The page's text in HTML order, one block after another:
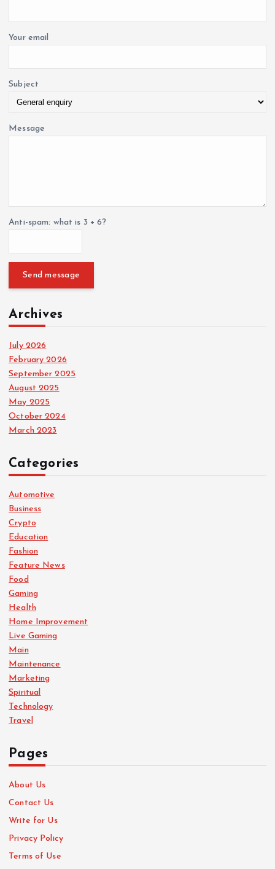
Your email
Subject
Message
Anti-spam: what is 3 + 6?
Send message
Archives
July 2026
February 2026
September 2025
August 2025
May 2025
October 2024
March 2023
Categories
Automotive
Business
Crypto
Education
Fashion
Feature News
Food
Gaming
Health
Home Improvement
Live Gaming
Main
Maintenance
Marketing
Spiritual
Technology
Travel
Pages
About Us
Contact Us
Write for Us
Privacy Policy
Terms of Use